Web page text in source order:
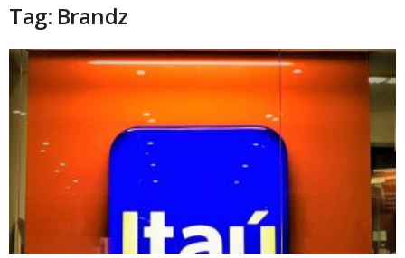
Tag: Brandz